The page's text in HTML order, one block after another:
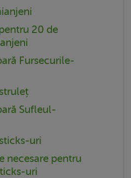
20 de
Fursecurile-
Sufleul-
uri
necesare pentru
uri